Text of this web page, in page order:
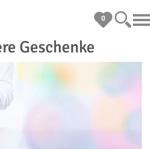
0
Geschenke